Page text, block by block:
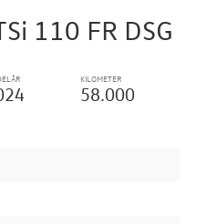
VÆRKSTED
SKADECENTER
110 FR DSG
KILOMETER
58.000